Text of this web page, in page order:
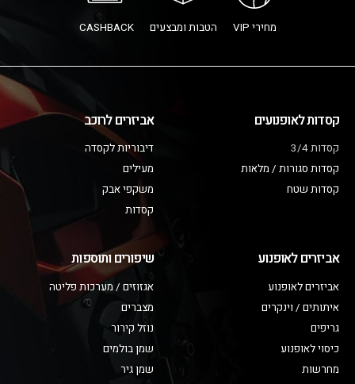
מחירי VIP הטבות ומבצעים CASHBACK
קסדות לאופנועים
קסדות 3/4
קסדות סגורות / מלאות
קסדות שטח
אביזרים לרוכב
דיבוריות לקסדה
מעילים
משקפי אבק
קסדות
אביזרים לאופנוע
אביזרים לאופנוע
איתותים / וינקרים
גריפים
כיסוי לאופנוע
מחרשות
שיפורים ותוספות
אגזוזים / מערכות פליטה
מצברים
נוזל קירור
שמן בולמים
שמן גיר